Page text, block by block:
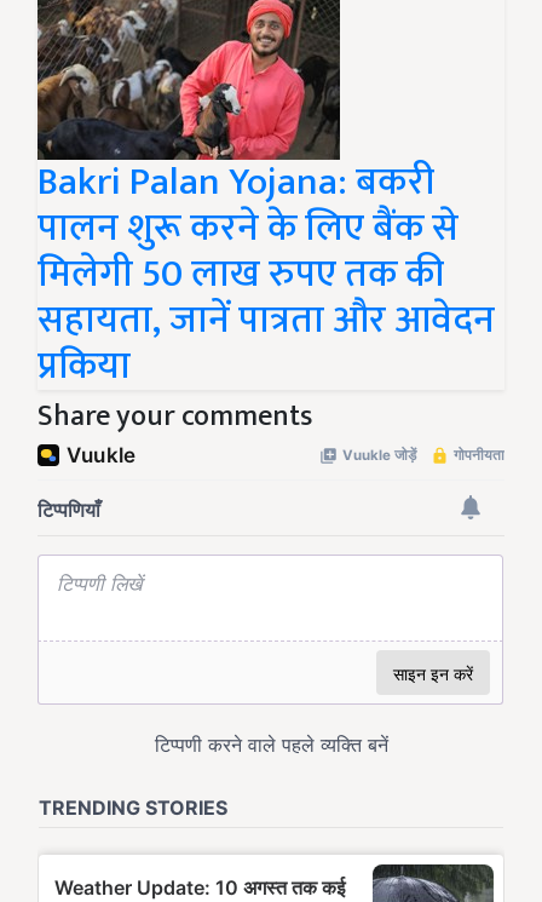
Bakri Palan Yojana: बकरी
पालन शुरू करने के लिए बैंक से
मिलेगी 50 लाख रुपए तक की
सहायता, जानें पात्रता और आवेदन
प्रकिया
Share your comments